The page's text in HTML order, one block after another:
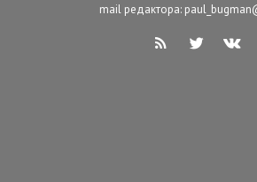
mail редактора: